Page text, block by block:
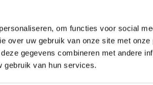
om functies voor social
over uw gebruik van onze site met
gegevens combineren met andere
gebruik van hun services.